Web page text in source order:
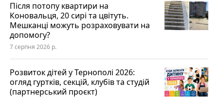
Після потопу квартири на
Коновальця, 20 сирі та цвітуть.
Мешканці можуть розраховувати на
допомогу?
7 серпня 2026 р.
Розвиток дітей у Тернополі 2026:
огляд гуртків, секцій, клубів та студій
(партнерський проєкт)